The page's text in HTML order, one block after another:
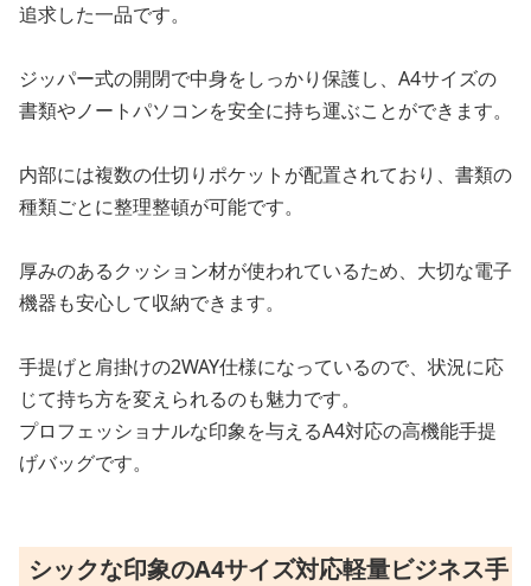
追求した一品です。
ジッパー式の開閉で中身をしっかり保護し、A4サイズの
書類やノートパソコンを安全に持ち運ぶことができます。
内部には複数の仕切りポケットが配置されており、書類の
種類ごとに整理整頓が可能です。
厚みのあるクッション材が使われているため、大切な電子
機器も安心して収納できます。
手提げと肩掛けの2WAY仕様になっているので、状況に応
じて持ち方を変えられるのも魅力です。
プロフェッショナルな印象を与えるA4対応の高機能手提
げバッグです。
シックな印象のA4サイズ対応軽量ビジネス手